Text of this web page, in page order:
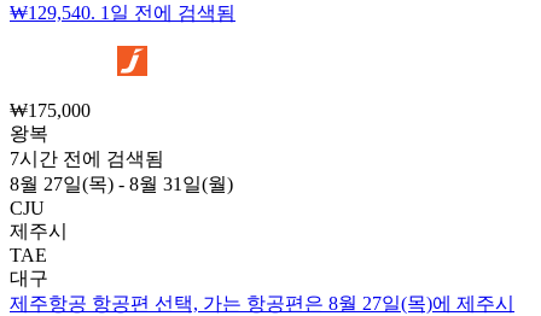
₩129,540. 1일 전에 검색됨
₩175,000
왕복
7시간 전에 검색됨
8월 27일(목) - 8월 31일(월)
CJU
제주시
TAE
대구
제주항공 항공편 선택, 가는 항공편은 8월 27일(목)에 제주시